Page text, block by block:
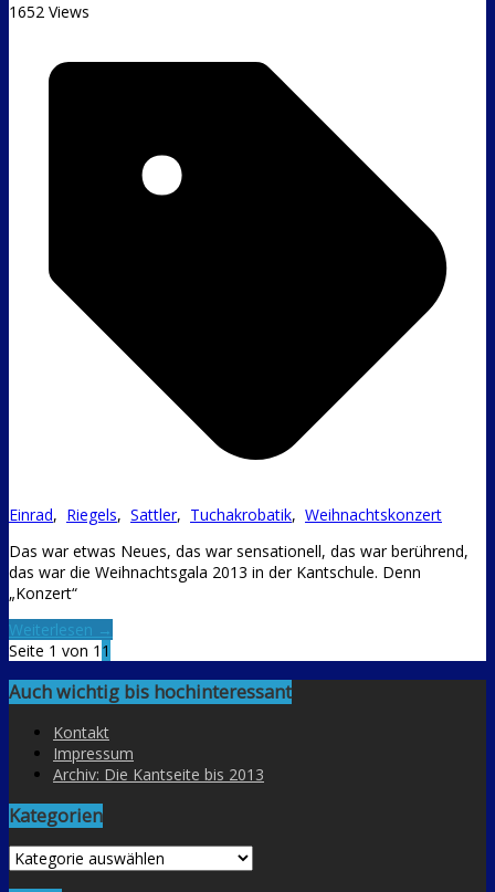
1652 Views
Einrad, Riegels, Sattler, Tuchakrobatik, Weihnachtskonzert
Das war etwas Neues, das war sensationell, das war berührend,
das war die Weihnachtsgala 2013 in der Kantschule. Denn
„Konzert“
Weiterlesen →
Seite 1 von 1 1
Auch wichtig bis hochinteressant
Kontakt
Impressum
Archiv: Die Kantseite bis 2013
Kategorien
Kategorien